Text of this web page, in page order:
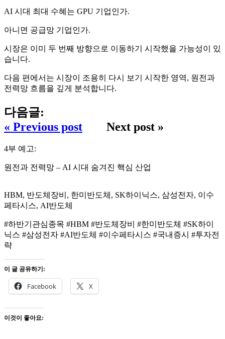
AI 시대 최대 수혜는 GPU 기업인가.
아니면 공급망 기업인가.
시장은 이미 두 번째 방향으로 이동하기 시작했을 가능성이 있
습니다.
다음 편에서는 시장이 조용히 다시 보기 시작한 영역, 원전과
전력망 흐름을 깊게 분석합니다.
다음글:
« Previous post Next post »
4부 예고:
원전과 전력망 – AI 시대 숨겨진 핵심 산업
HBM, 반도체장비, 한미반도체, SK하이닉스, 삼성전자, 이수
페타시스, AI반도체
#하반기관심종목 #HBM #반도체장비 #한미반도체 #SK하이
닉스 #삼성전자 #AI반도체 #이수페타시스 #국내증시 #투자전
략
이 글 공유하기:
Facebook X
이것이 좋아요: